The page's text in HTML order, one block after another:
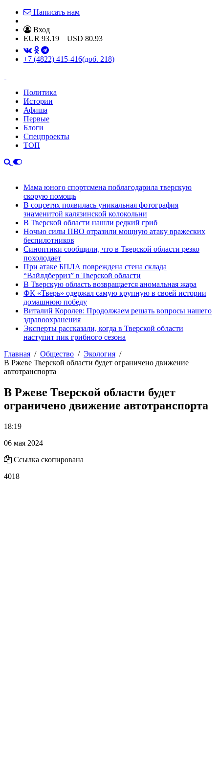
Написать нам
Вход
EUR 93.19 USD 80.93
+7 (4822) 415-416(доб. 218)
Политика
Истории
Афиша
Первые
Блоги
Спецпроекты
ТОП
Мама юного спортсмена поблагодарила тверскую
скорую помощь
В соцсетях появилась уникальная фотография
знаменитой калязинской колокольни
В Тверской области нашли редкий гриб
Ночью силы ПВО отразили мощную атаку вражеских
беспилотников
Синоптики сообщили, что в Тверской области резко
похолодает
При атаке БПЛА повреждена стена склада
“Вайлдберриз” в Тверской области
В Тверскую область возвращается аномальная жара
ФК «Тверь» одержал самую крупную в своей истории
домашнюю победу
Виталий Королев: Продолжаем решать вопросы нашего
здравоохранения
Эксперты рассказали, когда в Тверской области
наступит пик грибного сезона
Главная
Общество
Экология
В Ржеве Тверской области будет ограничено движение
автотранспорта
В Ржеве Тверской области будет
ограничено движение автотранспорта
18:19
06 мая 2024
Ссылка скопирована
4018